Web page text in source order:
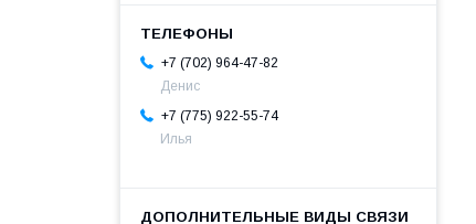
+7 (702) 964-47-82
Денис
+7 (775) 922-55-74
Илья